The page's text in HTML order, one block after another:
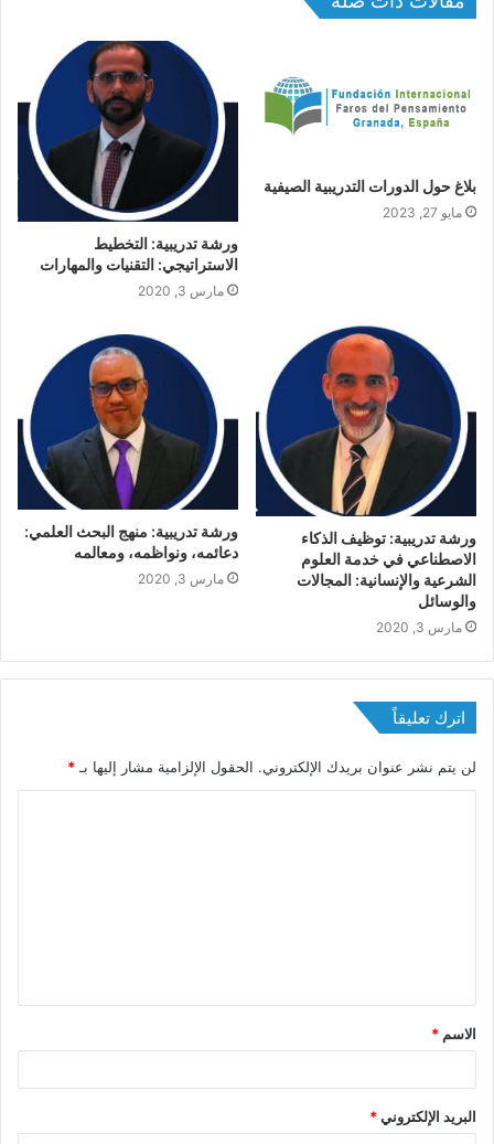
بلاغ حول الدورات التدريبية الصيفية
مايو 27, 2023
ورشة تدريبية: التخطيط
الاستراتيجي: التقنيات والمهارات
مارس 3, 2020
ورشة تدريبية: توظيف الذكاء
الاصطناعي في خدمة العلوم
الشرعية والإنسانية: المجالات
والوسائل
مارس 3, 2020
ورشة تدريبية: منهج البحث العلمي:
دعائمه، ونواظمه، ومعالمه
مارس 3, 2020
اترك تعليقاً
لن يتم نشر عنوان بريدك الإلكتروني. الحقول الإلزامية مشار إليها بـ*
ق
*
الاسم *
البريد الإلكتروني*